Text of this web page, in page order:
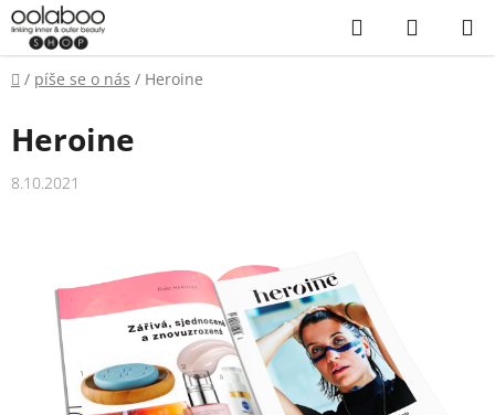
Přejít
na
obsah
Hledat
KOŠÍK
Domů
/ píše se o nás / Heroine
Heroine
8.10.2021